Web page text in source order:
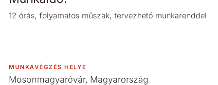
12 órás, folyamatos műszak, tervezhető munkarenddel
MUNKAVÉGZÉS HELYE
Mosonmagyaróvár, Magyarország